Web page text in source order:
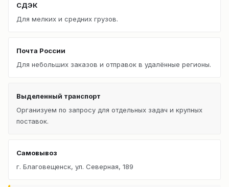
СДЭК
Для мелких и средних грузов.
Почта России
Для небольших заказов и отправок в удалённые регионы.
Выделенный транспорт
Организуем по запросу для отдельных задач и крупных
поставок.
Самовывоз
г. Благовещенск, ул. Северная, 189